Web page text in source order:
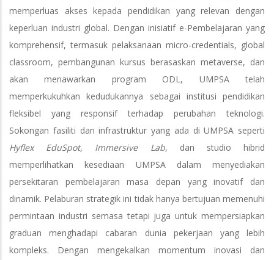
memperluas akses kepada pendidikan yang relevan dengan
keperluan industri global. Dengan inisiatif e-Pembelajaran yang
komprehensif, termasuk pelaksanaan micro-credentials, global
classroom, pembangunan kursus berasaskan metaverse, dan
akan menawarkan program ODL, UMPSA telah
memperkukuhkan kedudukannya sebagai institusi pendidikan
fleksibel yang responsif terhadap perubahan teknologi.
Sokongan fasiliti dan infrastruktur yang ada di UMPSA seperti
Hyflex EduSpot, Immersive Lab, dan studio hibrid
memperlihatkan kesediaan UMPSA dalam menyediakan
persekitaran pembelajaran masa depan yang inovatif dan
dinamik. Pelaburan strategik ini tidak hanya bertujuan memenuhi
permintaan industri semasa tetapi juga untuk mempersiapkan
graduan menghadapi cabaran dunia pekerjaan yang lebih
kompleks. Dengan mengekalkan momentum inovasi dan